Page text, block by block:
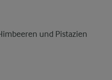
und Pistazien